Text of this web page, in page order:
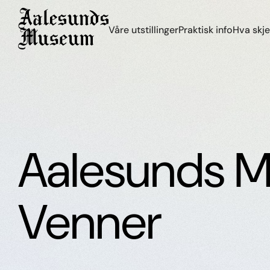
Våre utstillingerPraktisk infoHva
Aalesunds
Venner